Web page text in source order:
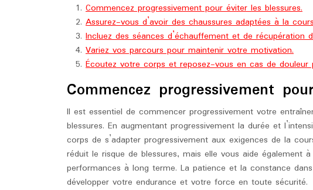
Commencez progressivement pour éviter les blessures.
Assurez-vous d’avoir des chaussures adaptées à la
Incluez des séances d’échauffement et de récupération
Variez vos parcours pour maintenir votre motivation.
Écoutez votre corps et reposez-vous en cas de douleur
Commencez progressivement
Il est essentiel de commencer progressivement votre
blessures. En augmentant progressivement la durée et
corps de s’adapter progressivement aux exigences de la
réduit le risque de blessures, mais elle vous aide également
performances à long terme. La patience et la constance
développer votre endurance et votre force en toute sécurité.